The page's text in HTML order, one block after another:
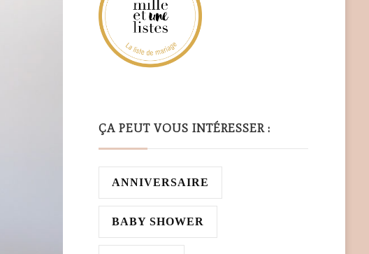
ÇA PEUT VOUS INTÉRESSER :
ANNIVERSAIRE
BABY SHOWER